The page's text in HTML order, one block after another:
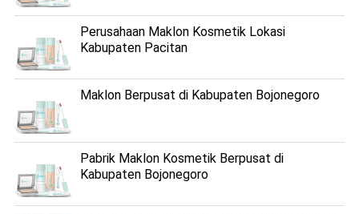
Perusahaan Maklon Kosmetik Lokasi
Kabupaten Pacitan
Maklon Berpusat di Kabupaten Bojonegoro
Pabrik Maklon Kosmetik Berpusat di
Kabupaten Bojonegoro